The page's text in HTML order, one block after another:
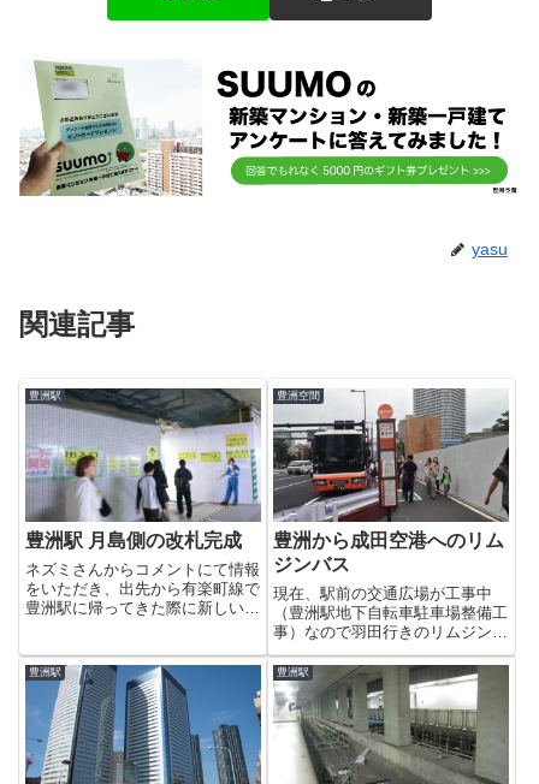
yasu
関連記事
豊洲駅
豊洲駅 月島側の改札完成
ネズミさんからコメントにて情報
をいただき、出先から有楽町線で
豊洲駅に帰ってきた際に新しい改
たのですぐに場所はわかりまし
た。一列にしか並べない狭いエレ
ベーターですが何回も階段を登ら
な...
豊洲空間
豊洲から成田空港へのリム
ジンバス
現在、駅前の交通広場が工事中
（豊洲駅地下自転車駐車場整備工
事）なので羽田行きのリムジンが
こんなところに停車してるんだ
な〜っと思っていると・・んっ、
成田空港?!なんと、本数は少ない
ですがついに豊洲から成田空港行
きのリムジンバスが就航したよう
で...
豊洲駅 豊洲駅